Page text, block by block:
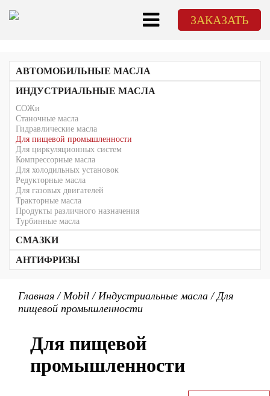
ЗАКАЗАТЬ
АВТОМОБИЛЬНЫЕ МАСЛА
Для легкового транспорта
Для грузового транспорта
Трансмиссионные масла
ATF
Для механических трансмиссий
Для 2-тактных и 4-тактных двигателей (2Т/4Т)
ИНДУСТРИАЛЬНЫЕ МАСЛА
СОЖи
Станочные масла
Гидравлические масла
Для пищевой промышленности
Для циркуляционных систем
Компрессорные масла
Для холодильных установок
Редукторные масла
Для газовых двигателей
Тракторные масла
Продукты различного назначения
Турбинные масла
СМАЗКИ
АНТИФРИЗЫ
Главная /Mobil /Индустриальные масла /Для
пищевой промышленности
Для пищевой
промышленности